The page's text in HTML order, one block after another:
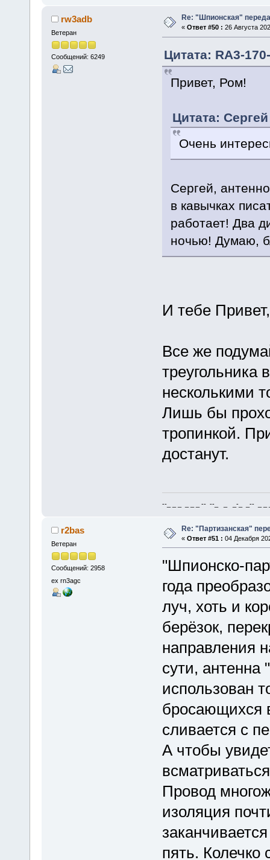
rw3adb
Ветеран
Сообщений: 6249
Re: "Шпионская"
« Ответ #50 : 26 Августа
Цитата: RА3-
Привет, Ром!
Цитата:
Очень
Сергей,
в кавычках
работает! Два
ночью! Думаю,
И тебе
Все же
треугольника
несколькими
Лишь бы
тропинкой.
достанут.
--_ _ _ _ _ _ -- --_ _ _-_ _-- _ _
r2bas
Ветеран
Сообщений: 2958
ex rn3agc
Re: "Партизанская"
« Ответ #51 : 04 Декабря
"Шпионско-
года
луч, хоть и
берёзок,
направления
сути, антенна
использован
бросающихся
сливается с
А чтобы
Провод
изоляция
пять. Колечко